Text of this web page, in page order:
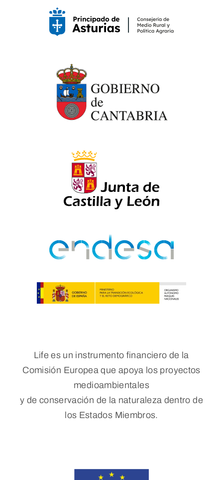
Life es un instrumento financiero de la
Comisión Europea que apoya los proyectos
medioambientales
y de conservación de la naturaleza dentro de
los Estados Miembros.